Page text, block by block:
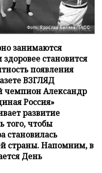
Фото: Ярослав Беляев/ТАСС
занимаются
становится
появления
ВЗГЛЯД
чемпион Александр
Россия»
развитие
того, чтобы
становилась
страны. Напомним, в
День